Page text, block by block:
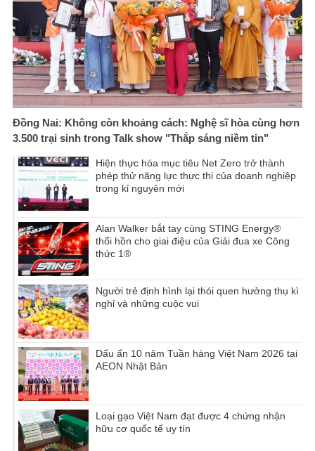
Đồng Nai: Không còn khoảng cách: Nghệ sĩ hòa cùng hơn
3.500 trại sinh trong Talk show "Thắp sáng niềm tin"
Hiện thực hóa mục tiêu Net Zero trở thành
phép thử năng lực thực thi của doanh nghiệp
trong kỉ nguyên mới
Alan Walker bắt tay cùng STING Energy®
thổi hồn cho giai điệu của Giải đua xe Công
thức 1®
Người trẻ định hình lại thói quen hưởng thụ kì
nghỉ và những cuộc vui
Dấu ấn 10 năm Tuần hàng Việt Nam 2026 tại
AEON Nhật Bản
Loại gạo Việt Nam đạt được 4 chứng nhận
hữu cơ quốc tế uy tín